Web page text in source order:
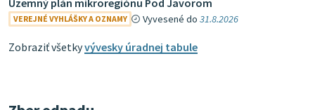
VEREJNÉ VYHLÁŠKY A OZNAMY Vyvesené do31.8.2026
Zobraziť všetkyvývesky úradnej tabule